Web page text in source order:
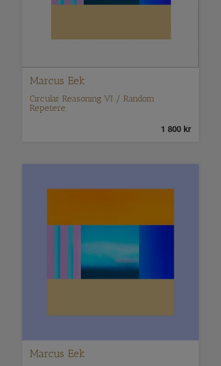
Marcus Eek
Circular Reasoning VI / Random
Repetere.
1 800 kr
Marcus Eek